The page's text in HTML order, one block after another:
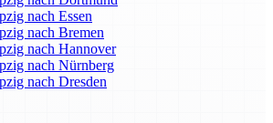
nach Essen
nach Bremen
nach Hannover
nach Nürnberg
nach Dresden